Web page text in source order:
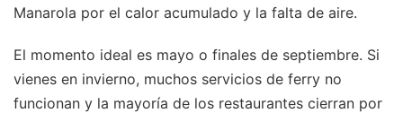
Manarola por el calor acumulado y la falta de aire.
El momento ideal es mayo o finales de septiembre. Si
vienes en invierno, muchos servicios de ferry no
funcionan y la mayoría de los restaurantes cierran por